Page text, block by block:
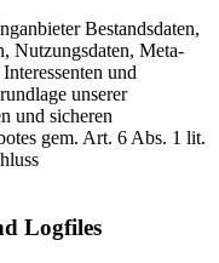
Bestandsdaten,
Nutzungsdaten, Meta-
und
unserer
und sicheren
gem. Art. 6 Abs. 1 lit.
Logfiles